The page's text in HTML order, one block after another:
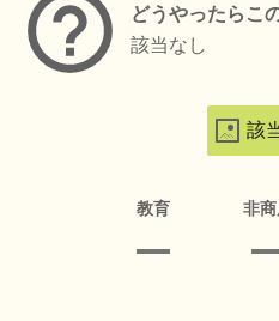
どうやったらこ
該当なし
該
教育 非商